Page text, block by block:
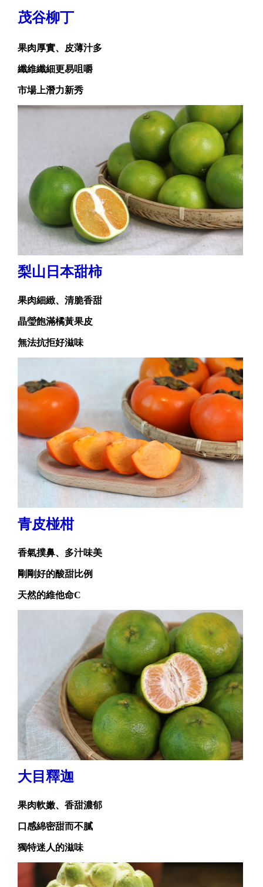
茂谷柳丁
果肉厚實、皮薄汁多
纖維纖細更易咀嚼
市場上潛力新秀
梨山日本甜柿
果肉細緻、清脆香甜
晶瑩飽滿橘黃果皮
無法抗拒好滋味
青皮椪柑
香氣撲鼻、多汁味美
剛剛好的酸甜比例
天然的維他命C
大目釋迦
果肉軟嫩、香甜濃郁
口感綿密甜而不膩
獨特迷人的滋味